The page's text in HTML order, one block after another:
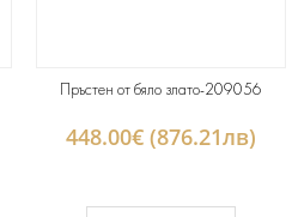
Пръстен от бяло злато-209056
448.00€ (876.21лв)